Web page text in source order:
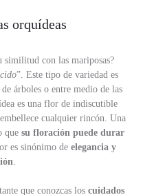
orquídeas
similitud con las mariposas?
”. Este tipo de variedad es
árboles o entre medio de las
es una flor de indiscutible
cualquier rincón. Una
que su floración puede durar
es sinónimo de elegancia y
.
que conozcas los cuidados